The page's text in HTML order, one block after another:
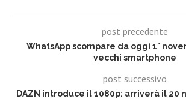
post precedente
WhatsApp scompare da oggi 1°
vecchi smartphone
post successivo
DAZN introduce il 1080p: arriverà il 20